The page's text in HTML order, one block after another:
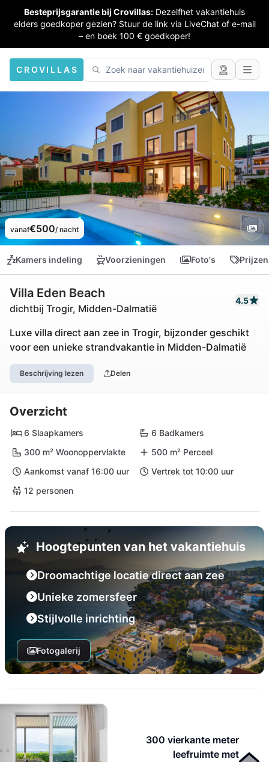
Besteprijsgarantie bij Crovillas: Dezelfhet vakantiehuis
elders goedkoper gezien? Stuur de link via LiveChat of e-mail
– en boek 100 € goedkoper!
CROVILLAS
vanaf€500/ nacht
Kamers indeling Voorzieningen Foto's
Villa Eden Beach
dichtbij Trogir, Midden-Dalmatië
4.5
Luxe villa direct aan zee in Trogir, bijzonder geschikt
voor een unieke strandvakantie in Midden-Dalmatië
Beschrijving lezen Delen
Overzicht
6 Slaapkamers
6 Badkamers
300 m² Woonoppervlakte
500 m² Perceel
Aankomst vanaf 16:00 uur
Vertrek tot 10:00 uur
12 personen
Hoogtepunten van het vakantiehuis
Droomachtige locatie direct aan zee
Unieke zomersfeer
Stijlvolle inrichting
Fotogalerij
300 vierkante meter
leefruimte met